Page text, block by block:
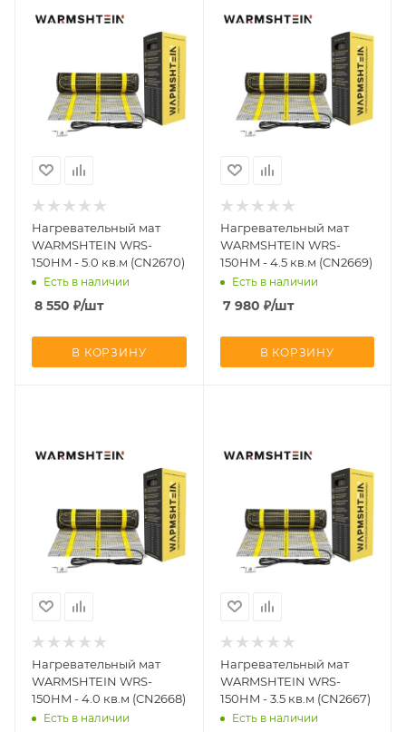
Нагревательный мат
WARMSHTEIN WRS-
150HM - 5.0 кв.м (CN2670)
Есть в наличии
8 550 ₽/шт
В КОРЗИНУ
Нагревательный мат
WARMSHTEIN WRS-
150HM - 4.5 кв.м (CN2669)
Есть в наличии
7 980 ₽/шт
В КОРЗИНУ
Нагревательный мат
WARMSHTEIN WRS-
150HM - 4.0 кв.м (CN2668)
Есть в наличии
Нагревательный мат
WARMSHTEIN WRS-
150HM - 3.5 кв.м (CN2667)
Есть в наличии